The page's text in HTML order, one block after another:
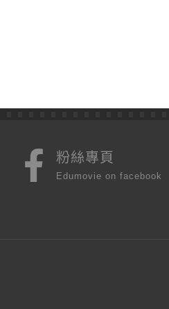
粉絲專頁
Edumovie on facebook